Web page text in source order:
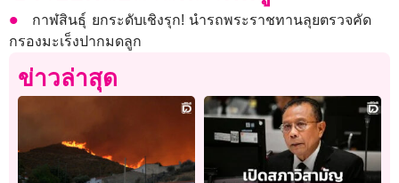
กาฬสินธุ์ ยกระดับเชิงรุก! นำรถพระราชทานลุยตรวจคัด
กรองมะเร็งปากมดลูก
ข่าวล่าสุด